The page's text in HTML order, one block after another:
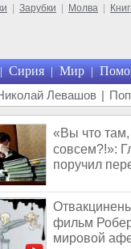
Зарубки Молва
| Сирия | Мир |
Левашов |
«Вы что
совсем?!»:
поручил
фильм
мировой